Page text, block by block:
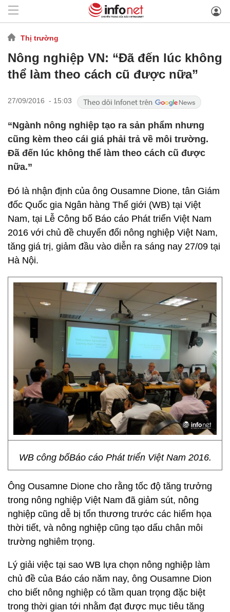
Thị trường
Nông nghiệp VN: “Đã đến lúc không
thể làm theo cách cũ được nữa”
27/09/2016 - 15:03
“Ngành nông nghiệp tạo ra sản phẩm nhưng
cũng kèm theo cái giá phải trả về môi trường.
Đã đến lúc không thể làm theo cách cũ được
nữa.”
Đó là nhận định của ông Ousamne Dione, tân Giám
đốc Quốc gia Ngân hàng Thế giới (WB) tại Việt
Nam, tại Lễ Công bố Báo cáo Phát triển Việt Nam
2016 với chủ đề chuyển đổi nông nghiệp Việt Nam,
tăng giá trị, giảm đầu vào diễn ra sáng nay 27/09 tại
Hà Nội.
WB công bốBáo cáo Phát triển Việt Nam 2016.
Ông Ousamne Dione cho rằng tốc độ tăng trưởng
trong nông nghiệp Việt Nam đã giảm sút, nông
nghiệp cũng dễ bị tổn thương trước các hiểm họa
thời tiết, và nông nghiệp cũng tạo dấu chân môi
trường nghiêm trọng.
Lý giải việc tại sao WB lựa chọn nông nghiệp làm
chủ đề của Báo cáo năm nay, ông Ousamne Dion
cho biết nông nghiệp có tầm quan trọng đặc biệt
trong thời gian tới nhằm đạt được mục tiêu tăng